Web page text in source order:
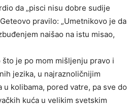
da „pisci nisu dobre sudije
pravilo: „Umetnikovo je da
naišao na istu misao,
je po mom mišljenju pravo i
jezika, u najraznoličnijim
kolibama, pored vatre, pa sve do
kuća u velikim svetskim